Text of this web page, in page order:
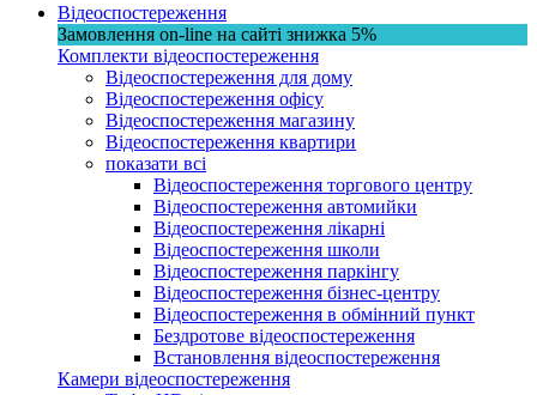
Відеоспостереження
Замовлення on-line на сайті знижка 5%
Комплекти відеоспостереження
Відеоспостереження для дому
Відеоспостереження офісу
Відеоспостереження магазину
Відеоспостереження квартири
показати всі
Відеоспостереження торгового центру
Відеоспостереження автомийки
Відеоспостереження лікарні
Відеоспостереження школи
Відеоспостереження паркінгу
Відеоспостереження бізнес-центру
Відеоспостереження в обмінний пункт
Бездротове відеоспостереження
Встановлення відеоспостереження
Камери відеоспостереження